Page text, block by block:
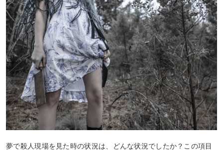
夢で殺人現場を見た時の状況は、どんな状況でしたか？この項目